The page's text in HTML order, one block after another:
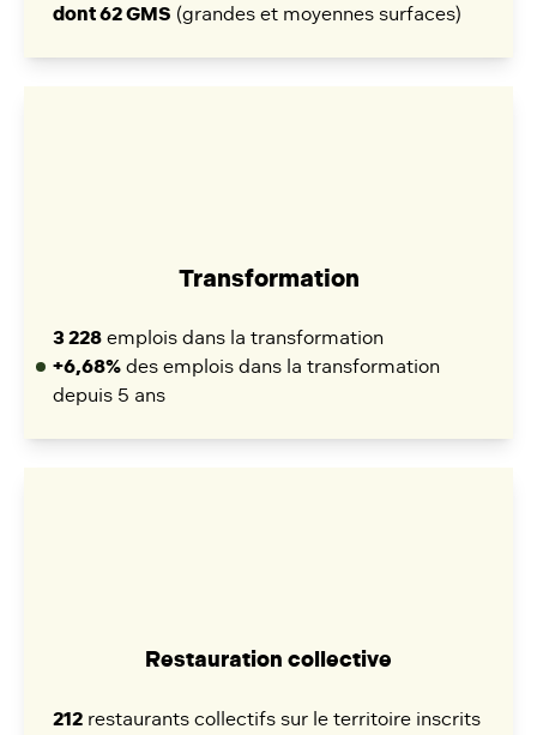
dont 62 GMS (grandes et moyennes surfaces)
Transformation
3 228 emplois dans la transformation
+6,68% des emplois dans la transformation
depuis 5 ans
Restauration collective
212 restaurants collectifs sur le territoire inscrits